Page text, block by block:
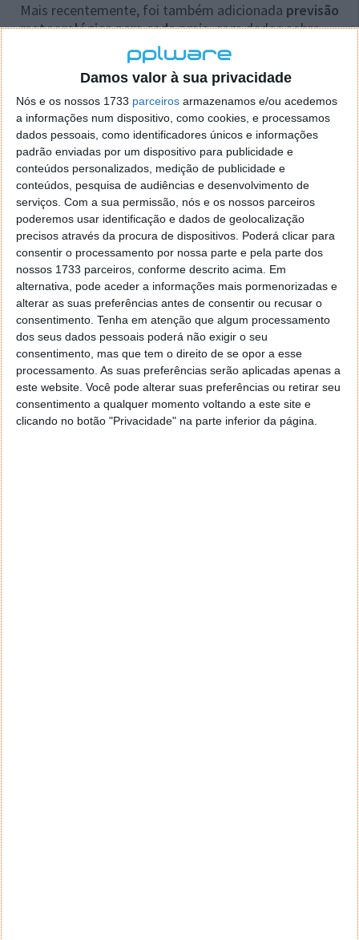
Damos valor à sua privacidade
Nós e os nossos 1733 parceiros armazenamos e/ou acedemos
a informações num dispositivo, como cookies, e processamos
dados pessoais, como identificadores únicos e informações
padrão enviadas por um dispositivo para publicidade e
conteúdos personalizados, medição de publicidade e
conteúdos, pesquisa de audiências e desenvolvimento de
serviços. Com a sua permissão, nós e os nossos parceiros
poderemos usar identificação e dados de geolocalização
precisos através da procura de dispositivos. Poderá clicar para
consentir o processamento por nossa parte e pela parte dos
nossos 1733 parceiros, conforme descrito acima. Em
alternativa, pode aceder a informações mais pormenorizadas e
alterar as suas preferências antes de consentir ou recusar o
consentimento. Tenha em atenção que algum processamento
dos seus dados pessoais poderá não exigir o seu
consentimento, mas que tem o direito de se opor a esse
processamento. As suas preferências serão aplicadas apenas a
este website. Você pode alterar suas preferências ou retirar seu
consentimento a qualquer momento voltando a este site e
clicando no botão "Privacidade" na parte inferior da página.
Mais recentemente, foi também adicionada previsão
meteorológica para cada praia, com dados sobre
temperatura, probabilidade de chuva, vento, índice
UV e horários de nascer e pôr do sol ao longo de sete
A interface, fluida e muito intuitiva, segue um
formato de lista semelhante ao de apps como o
Airbnb ou o Booking, bastandotocar numa praia para
conhecer a sua história e todas as comodidades
disponíveis na área envolvente.